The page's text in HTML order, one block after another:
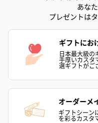
商品の形質上、のしを直接
※のし下はご記入いただけ
※カードのデザインは一部
あな
プレゼントは
ギフトにお
日本最大級の
手厚いカスタ
選ギフトがご
オーダーメ
ギフトシーン
を彩るカスタ